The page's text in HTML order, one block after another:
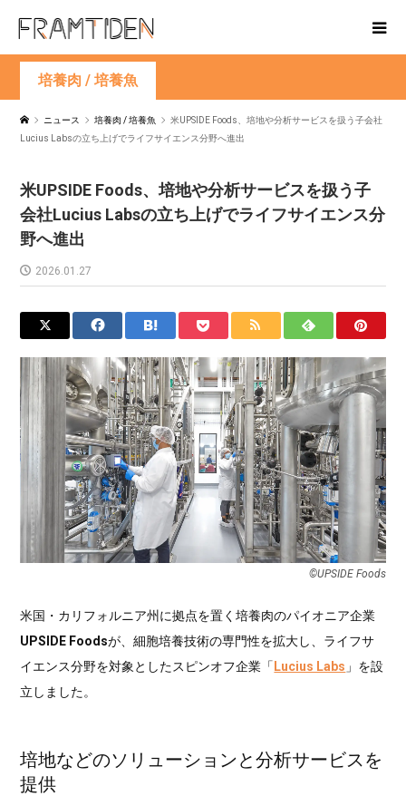
培養肉 / 培養魚
ニュース 培養肉 / 培養魚
米UPSIDE Foods、培地や分析サービスを扱う子会社
Lucius Labsの立ち上げでライフサイエンス分野へ進出
米UPSIDE Foods、培地や分析サービスを扱う子
会社Lucius Labsの立ち上げでライフサイエンス分
野へ進出
2026.01.27
©UPSIDE Foods
米国・カリフォルニア州に拠点を置く培養肉のパイオニア企業
UPSIDE Foodsが、細胞培養技術の専門性を拡大し、ライフサ
イエンス分野を対象としたスピンオフ企業「 Lucius Labs 」を設
立しました。
培地などのソリューションと分析サービスを
提供